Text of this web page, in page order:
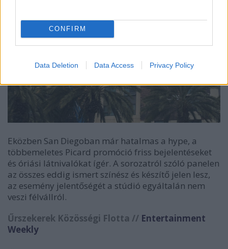
CONFIRM
Data Deletion Data Access Privacy Policy
Eközben San Diegoban már hatalmas a hype, a
többemeletes Picard promóció friss bejelentéseket
és óriási látnivalókat ígér. A sorozatról szóló panelen
az összes eddig ismert színész és készítő jelen lesz,
az esemény jelentőségét a stúdió egyáltalán nem
veszi félvállról.
Űrszekerek Közösségi Flotta // Entertainment
Weekly